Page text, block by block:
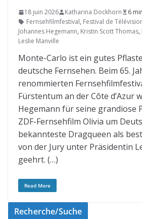
18 juin 2026 Katharina Dockhorn
6
Fernsehfilmfestival, Festival de
Johannes Hegemann, Kristin Scott Thomas,
Leslie Manville
Monte-Carlo ist ein gutes
deutsche Fernsehen. Beim 65.
renommierten
Fürstentum an der Côte d’Azur
Hegemann für seine grandiose
ZDF-Fernsehfilm Olivia um
bekannteste Dragqueen als
von der Jury unter Präsidentin
geehrt. (…)
Read More
Recherche/Suche